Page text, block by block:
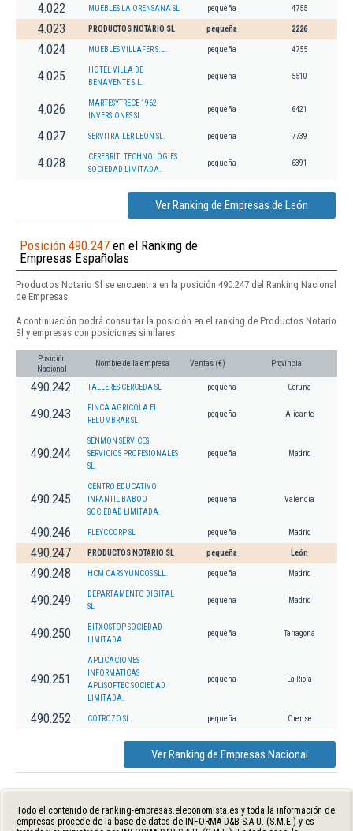
4.022 MUEBLES LA ORENSANA SL pequeña 4755
4.023 PRODUCTOS NOTARIO SL pequeña 2226
4.024 MUEBLES VILLAFER S.L. pequeña 4755
4.025
HOTEL VILLA DE
BENAVENTE S.L.
pequeña 5510
4.026
MARTESYTRECE 1962
INVERSIONES SL.
pequeña 6421
4.027 SERVITRAILER LEON SL. pequeña 7739
4.028
CEREBRITI TECHNOLOGIES
SOCIEDAD LIMITADA.
pequeña 6391
Ver Ranking de Empresas de León
Posición 490.247 en el Ranking de
Empresas Españolas
Productos Notario Sl se encuentra en la posición 490.247 del Ranking Nacional
de Empresas.
A continuación podrá consultar la posición en el ranking de Productos Notario
Sl y empresas con posiciones similares:
Posición
Nacional
Nombre de la empresa Ventas (€) Provincia
490.242 TALLERES CERCEDA SL pequeña Coruña
490.243
FINCA AGRICOLA EL
RELUMBRAR SL.
pequeña Alicante
490.244
SENMON SERVICES
SERVICIOS PROFESIONALES
SL.
pequeña Madrid
490.245
CENTRO EDUCATIVO
INFANTIL BABOO
SOCIEDAD LIMITADA.
pequeña Valencia
490.246 FLEYCCORP SL pequeña Madrid
490.247 PRODUCTOS NOTARIO SL pequeña León
490.248 HCM CARS YUNCOS SLL. pequeña Madrid
490.249
DEPARTAMENTO DIGITAL
SL
pequeña Madrid
490.250
BITXOSTOP SOCIEDAD
LIMITADA
pequeña Tarragona
490.251
APLICACIONES
INFORMATICAS
APLISOFTEC SOCIEDAD
LIMITADA.
pequeña La Rioja
490.252 COTROZO SL. pequeña Orense
Ver Ranking de Empresas Nacional
Todo el contenido de ranking-empresas.eleconomista.es y toda la información de
empresas procede de la base de datos de INFORMA D&B S.A.U. (S.M.E.) y es